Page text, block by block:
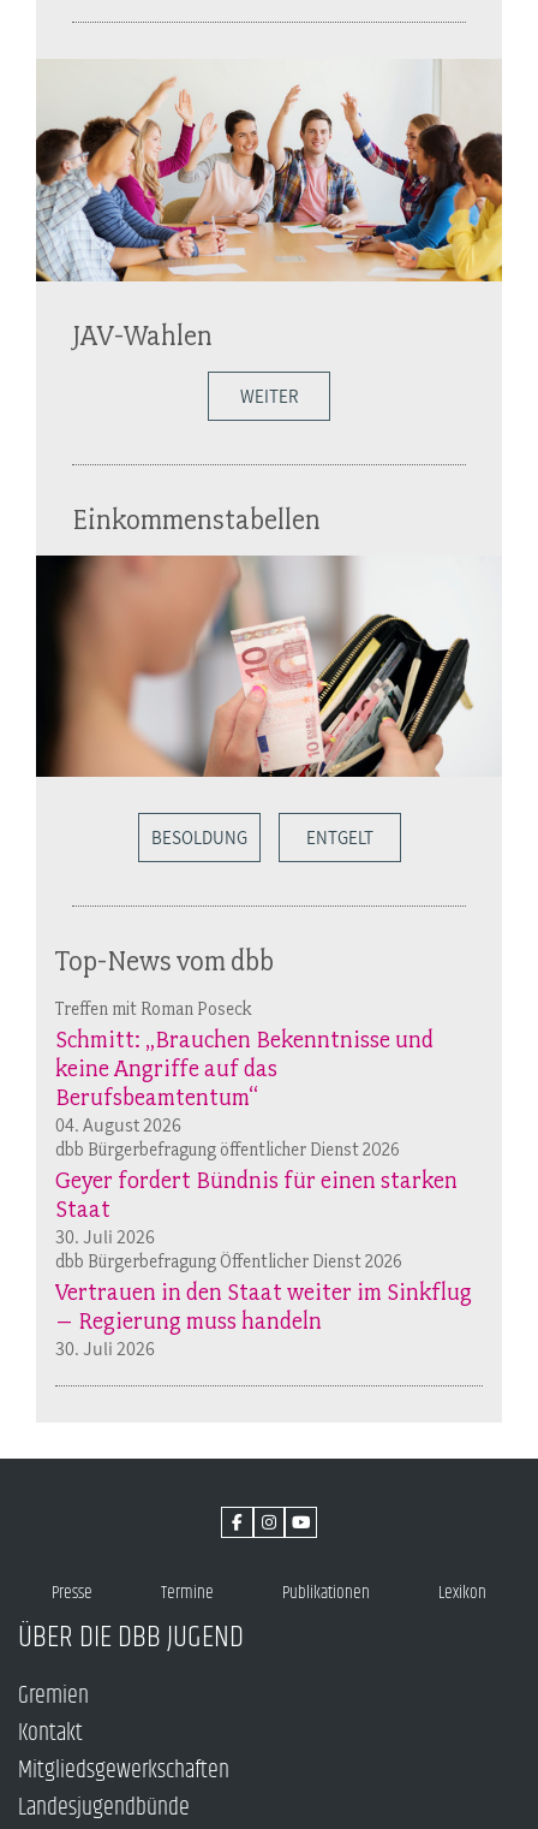
JAV-Wahlen
WEITER
Einkommenstabellen
BESOLDUNG ENTGELT
Top-News vom dbb
Treffen mit Roman Poseck
Schmitt: „Brauchen Bekenntnisse und
keine Angriffe auf das
Berufsbeamtentum“
04. August 2026
dbb Bürgerbefragung öffentlicher Dienst 2026
Geyer fordert Bündnis für einen starken
Staat
30. Juli 2026
dbb Bürgerbefragung Öffentlicher Dienst 2026
Vertrauen in den Staat weiter im Sinkflug
– Regierung muss handeln
30. Juli 2026
Presse Termine Publikationen Lexikon
ÜBER DIE DBB JUGEND
Gremien
Kontakt
Mitgliedsgewerkschaften
Landesjugendbünde